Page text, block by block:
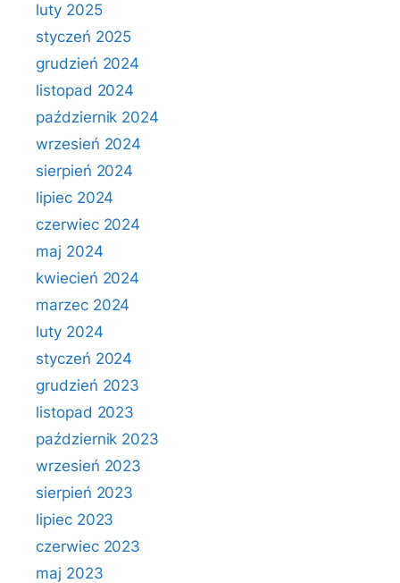
luty 2025
styczeń 2025
grudzień 2024
listopad 2024
październik 2024
wrzesień 2024
sierpień 2024
lipiec 2024
czerwiec 2024
maj 2024
kwiecień 2024
marzec 2024
luty 2024
styczeń 2024
grudzień 2023
listopad 2023
październik 2023
wrzesień 2023
sierpień 2023
lipiec 2023
czerwiec 2023
maj 2023